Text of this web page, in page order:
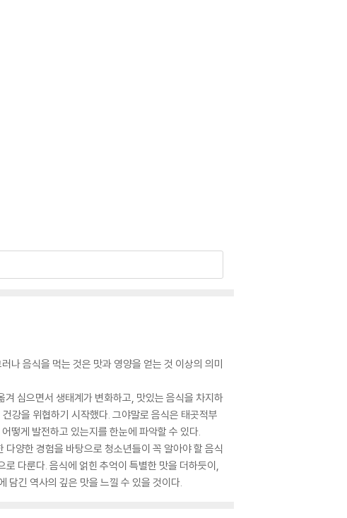
나 음식을 먹는 것은 맛과 영양을 얻는 것 이상의 의미
심으면서 생태계가 변화하고, 맛있는 음식을 차지하
강을 위협하기 시작했다. 그야말로 음식은 태곳적부
떻게 발전하고 있는지를 한눈에 파악할 수 있다.
다양한 경험을 바탕으로 청소년들이 꼭 알아야 할 음식
다룬다. 음식에 얽힌 추억이 특별한 맛을 더하듯이,
담긴 역사의 깊은 맛을 느낄 수 있을 것이다.